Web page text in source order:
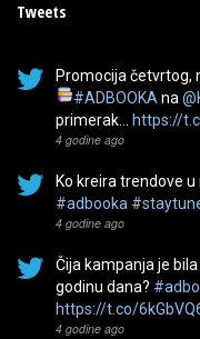
Tweets
Promocija četvrtog,
#ADBOOKA na
primerak…
https://
4 godine ago
Ko kreira trendove
#adbooka
4 godine ago
Čija kampanja je
godinu dana?
https://t.co/
4 godine ago